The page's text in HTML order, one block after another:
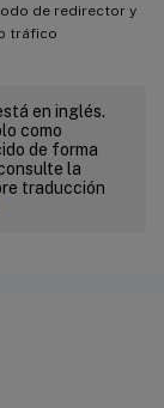
de redirector y
tráfico
en inglés.
como
de forma
la
traducción